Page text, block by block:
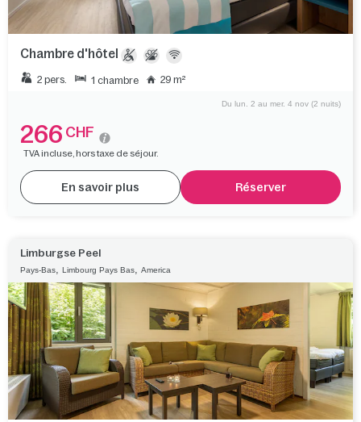
Chambre d'hôtel
2 pers. 1 chambre 29 m²
Du lun. 2 au mer. 4 nov (2 nuits)
266 CHF
TVA incluse, hors taxe de séjour.
En savoir plus Réserver
Limburgse Peel
Pays-Bas, Limbourg Pays Bas, America